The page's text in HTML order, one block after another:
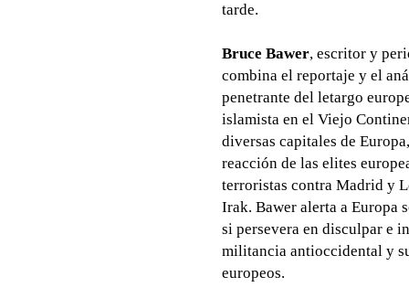
tarde.
Bruce Bawer, escritor y
combina el reportaje y el
penetrante del letargo
islamista en el Viejo
diversas capitales de
reacción de las elites
terroristas contra Madrid y
Irak. Bawer alerta a Europa
si persevera en disculpar e
militancia antioccidental y
europeos.